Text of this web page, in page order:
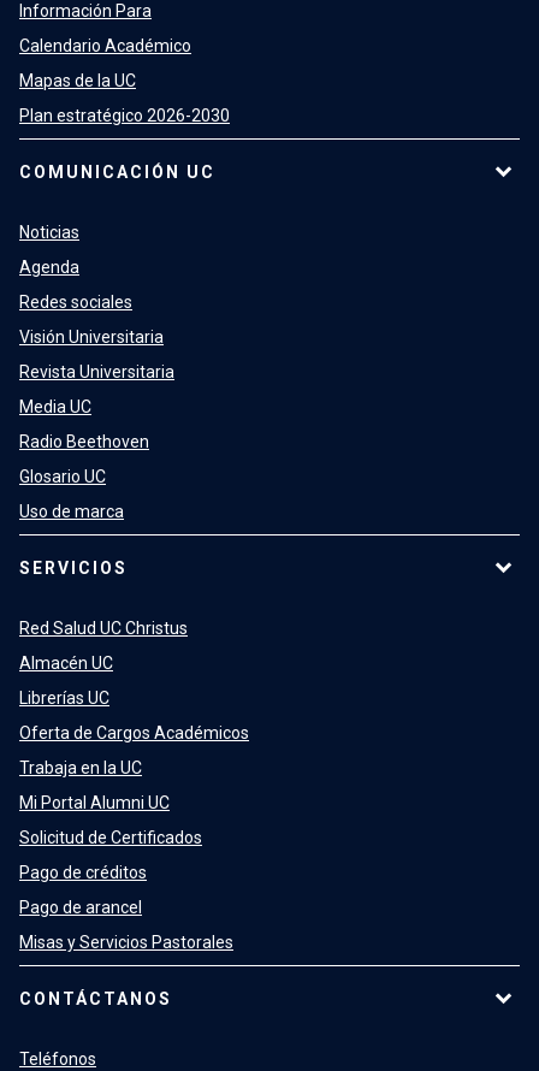
Información Para
Calendario Académico
Mapas de la UC
Plan estratégico 2026-2030
COMUNICACIÓN UC
Noticias
Agenda
Redes sociales
Visión Universitaria
Revista Universitaria
Media UC
Radio Beethoven
Glosario UC
Uso de marca
SERVICIOS
Red Salud UC Christus
Almacén UC
Librerías UC
Oferta de Cargos Académicos
Trabaja en la UC
Mi Portal Alumni UC
Solicitud de Certificados
Pago de créditos
Pago de arancel
Misas y Servicios Pastorales
CONTÁCTANOS
Teléfonos